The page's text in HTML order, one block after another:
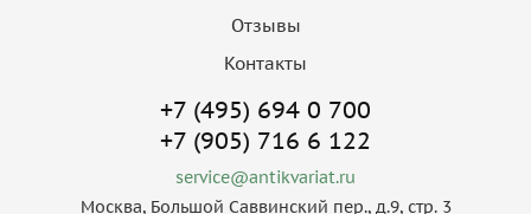
Отзывы
Контакты
+7 (495) 694 0 700
+7 (905) 716 6 122
service@antikvariat.ru
Москва, Большой Саввинский пер., д.9, стр. 3